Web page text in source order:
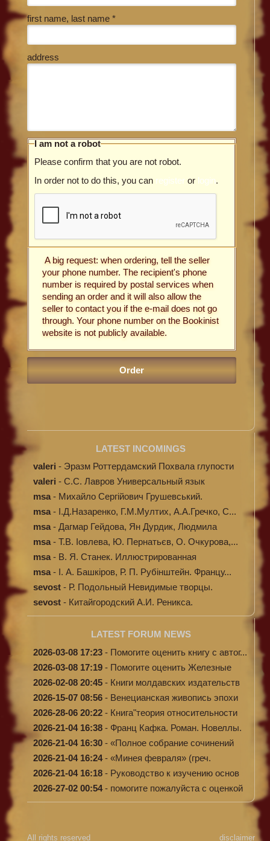
first name, last name *
address
I am not a robot
Please confirm that you are not robot.
In order not to do this, you can register or login.
A big request: when ordering, tell the seller
your phone number. The recipient's phone
number is required by postal services when
sending an order and it will also allow the
seller to contact you if the e-mail does not go
through. Your phone number on the Bookinist
website is not publicly available.
LATEST INCOMINGS
valeri - Эразм Роттердамский Похвала глупости
valeri - C.С. Лавров Универсальный язык
программи...
msa- Михайло Сергійович Грушевський.
Ілюстров...
msa- І.Д.Назаренко, Г.М.Мултих, А.А.Гречко, С...
msa- Дагмар Гейдова, Ян Дурдик, Людмила
Кибал...
msa- Т.В. Іовлева, Ю. Пернатьєв, О. Очкурова,...
msa- В. Я. Станек. Иллюстрированная
энциклопе...
msa- І. А. Башкіров, Р. П. Рубінштейн. Францу...
sevost - Р. Подольный Невидимые творцы.
sevost - Китайгородский А.И. Реникса.
LATEST FORUM NEWS
2026-03-08 17:23 - Помогите оценить книгу с автог...
2026-03-08 17:19 - Помогите оценить Железные
доро...
2026-02-08 20:45 - Книги молдавских издательств
2026-15-07 08:56 - Венецианская живопись эпохи
Во...
2026-28-06 20:22 - Книга"теория относительности
и...
2026-21-04 16:38 - Франц Кафка. Роман. Новеллы.
П...
2026-21-04 16:30 - «Полное собрание сочинений
А.Н...
2026-21-04 16:24- «Минея февраля» (греч.
Μηναίον...
2026-21-04 16:18 - Руководство к изучению основ
к...
2026-27-02 00:54- помогите пожалуйста с оценкой
...
All rights reserved disclaimer